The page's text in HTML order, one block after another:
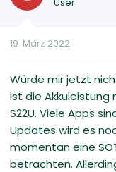
19. März 2022
Würde mir jetzt
ist die
S22U. Viele Apps
Updates wird es
momentan eine
betrachten.